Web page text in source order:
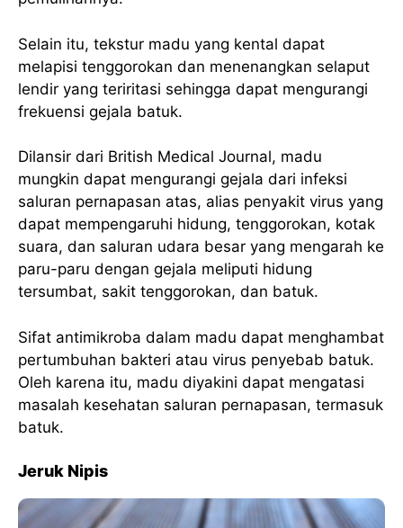
Selain itu, tekstur madu yang kental dapat
melapisi tenggorokan dan menenangkan selaput
lendir yang teriritasi sehingga dapat mengurangi
frekuensi gejala batuk.
Dilansir dari British Medical Journal, madu
mungkin dapat mengurangi gejala dari infeksi
saluran pernapasan atas, alias penyakit virus yang
dapat mempengaruhi hidung, tenggorokan, kotak
suara, dan saluran udara besar yang mengarah ke
paru-paru dengan gejala meliputi hidung
tersumbat, sakit tenggorokan, dan batuk.
Sifat antimikroba dalam madu dapat menghambat
pertumbuhan bakteri atau virus penyebab batuk.
Oleh karena itu, madu diyakini dapat mengatasi
masalah kesehatan saluran pernapasan, termasuk
batuk.
Jeruk Nipis